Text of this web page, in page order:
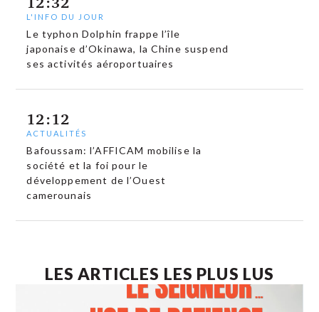
L'INFO DU JOUR
Le typhon Dolphin frappe l’île
japonaise d’Okinawa, la Chine suspend
ses activités aéroportuaires
12:12
ACTUALITÉS
Bafoussam: l’AFFICAM mobilise la
société et la foi pour le
développement de l’Ouest
camerounais
LES ARTICLES LES PLUS LUS